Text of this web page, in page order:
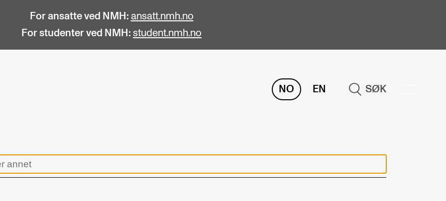
For ansatte ved NMH: ansatt.nmh.no
For studenter ved NMH: student.nmh.no
NO EN
SØK
Fagmiljøer